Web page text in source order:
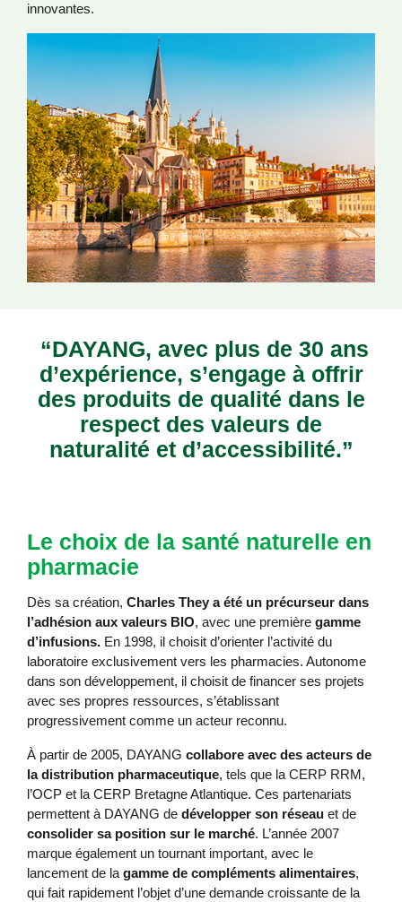
innovantes.
“DAYANG, avec plus de 30 ans
d’expérience, s’engage à offrir
des produits de qualité dans le
respect des valeurs de
naturalité et d’accessibilité.”
Le choix de la santé naturelle en
pharmacie
Dès sa création, Charles They a été un précurseur dans
l’adhésion aux valeurs BIO, avec une première gamme
d’infusions. En 1998, il choisit d’orienter l’activité du
laboratoire exclusivement vers les pharmacies. Autonome
dans son développement, il choisit de financer ses projets
avec ses propres ressources, s’établissant
progressivement comme un acteur reconnu.
À partir de 2005, DAYANG collabore avec des acteurs de
la distribution pharmaceutique, tels que la CERP RRM,
l’OCP et la CERP Bretagne Atlantique. Ces partenariats
permettent à DAYANG de développer son réseau et de
consolider sa position sur le marché. L’année 2007
marque également un tournant important, avec le
lancement de la gamme de compléments alimentaires,
qui fait rapidement l’objet d’une demande croissante de la